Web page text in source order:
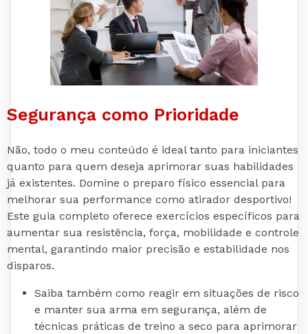
Segurança como Prioridade
Não, todo o meu conteúdo é ideal tanto para iniciantes
quanto para quem deseja aprimorar suas habilidades
já existentes. Domine o preparo físico essencial para
melhorar sua performance como atirador desportivo!
Este guia completo oferece exercícios específicos para
aumentar sua resistência, força, mobilidade e controle
mental, garantindo maior precisão e estabilidade nos
disparos.
Saiba também como reagir em situações de risco
e manter sua arma em segurança, além de
técnicas práticas de treino a seco para aprimorar